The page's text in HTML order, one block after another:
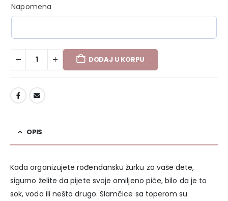
Napomena
DODAJ U KORPU
OPIS
Kada organizujete rođendansku žurku za vaše dete,
sigurno želite da pijete svoje omiljeno piće, bilo da je to
sok, voda ili nešto drugo. Slamčice sa toperom su